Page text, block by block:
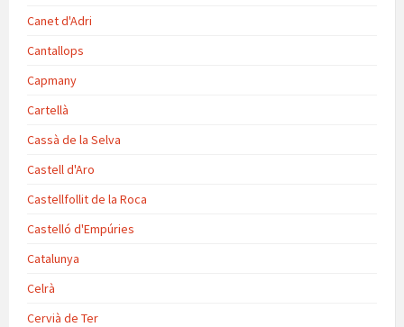
Canet d'Adri
Cantallops
Capmany
Cartellà
Cassà de la Selva
Castell d'Aro
Castellfollit de la Roca
Castelló d'Empúries
Catalunya
Celrà
Cervià de Ter